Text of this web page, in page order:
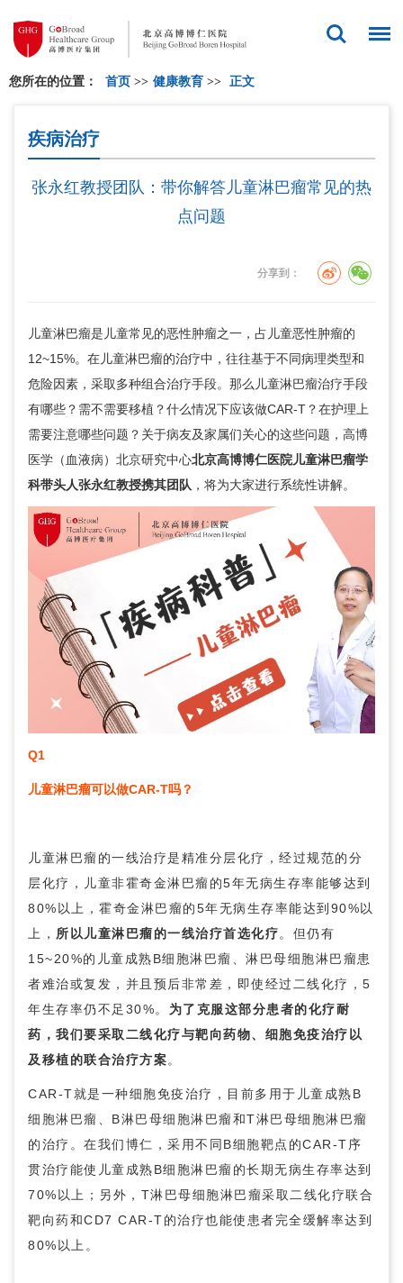
您所在的位置： 首页 >> 健康教育 >> 正文
疾病治疗
张永红教授团队：带你解答儿童淋巴瘤常见的热
点问题
分享到：
儿童淋巴瘤是儿童常见的恶性肿瘤之一，占儿童恶性肿瘤的
12~15%。在儿童淋巴瘤的治疗中，往往基于不同病理类型和
危险因素，采取多种组合治疗手段。那么儿童淋巴瘤治疗手段
有哪些？需不需要移植？什么情况下应该做CAR-T？在护理上
需要注意哪些问题？关于病友及家属们关心的这些问题，高博
医学（血液病）北京研究中心北京高博博仁医院儿童淋巴瘤学
科带头人张永红教授携其团队 ，将为大家进行系统性讲解。
Q1
儿童淋巴瘤可以做CAR-T吗？
儿童淋巴瘤的一线治疗是精准分层化疗，经过规范的分
层化疗，儿童非霍奇金淋巴瘤的5年无病生存率能够达到
80%以上，霍奇金淋巴瘤的5年无病生存率能达到90%以
上， 所以儿童淋巴瘤的一线治疗首选化疗。但仍有
15~20%的儿童成熟B细胞淋巴瘤、淋巴母细胞淋巴瘤患
者难治或复发，并且预后非常差，即使经过二线化疗，5
年生存率仍不足30%。 为了克服这部分患者的化疗耐
药，我们要采取二线化疗与靶向药物、细胞免疫治疗以
及移植的联合治疗方案。
CAR-T就是一种细胞免疫治疗，目前多用于儿童成熟B
细胞淋巴瘤、B淋巴母细胞淋巴瘤和T淋巴母细胞淋巴瘤
的治疗。在我们博仁，采用不同B细胞靶点的CAR-T序
贯治疗能使儿童成熟B细胞淋巴瘤的长期无病生存率达到
70%以上；另外，T淋巴母细胞淋巴瘤采取二线化疗联合
靶向药和CD7 CAR-T的治疗也能使患者完全缓解率达到
80%以上。